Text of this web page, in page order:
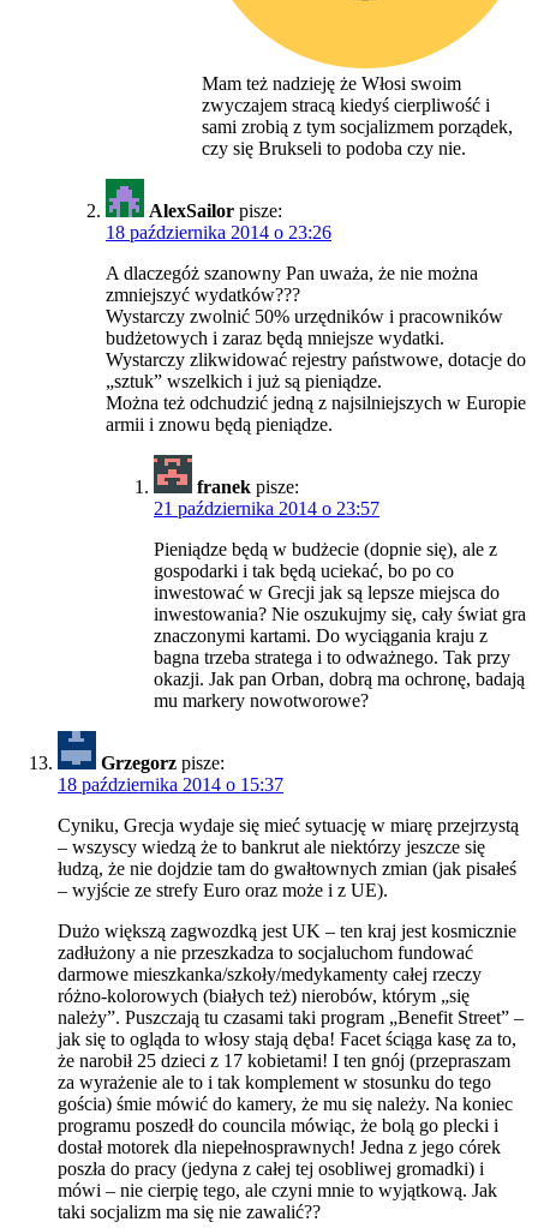
Mam też nadzieję że Włosi swoim
zwyczajem stracą kiedyś cierpliwość i
sami zrobią z tym socjalizmem porządek,
czy się Brukseli to podoba czy nie.
AlexSailor pisze:
18 października 2014 o 23:26
A dlaczegóż szanowny Pan uważa, że nie można
zmniejszyć wydatków???
Wystarczy zwolnić 50% urzędników i pracowników
budżetowych i zaraz będą mniejsze wydatki.
Wystarczy zlikwidować rejestry państwowe, dotacje do
„sztuk” wszelkich i już są pieniądze.
Można też odchudzić jedną z najsilniejszych w Europie
armii i znowu będą pieniądze.
franek pisze:
21 października 2014 o 23:57
Pieniądze będą w budżecie (dopnie się), ale z
gospodarki i tak będą uciekać, bo po co
inwestować w Grecji jak są lepsze miejsca do
inwestowania? Nie oszukujmy się, cały świat gra
znaczonymi kartami. Do wyciągania kraju z
bagna trzeba stratega i to odważnego. Tak przy
okazji. Jak pan Orban, dobrą ma ochronę, badają
mu markery nowotworowe?
Grzegorz pisze:
18 października 2014 o 15:37
Cyniku, Grecja wydaje się mieć sytuację w miarę przejrzystą
– wszyscy wiedzą że to bankrut ale niektórzy jeszcze się
łudzą, że nie dojdzie tam do gwałtownych zmian (jak pisałeś
– wyjście ze strefy Euro oraz może i z UE).
Dużo większą zagwozdką jest UK – ten kraj jest kosmicznie
zadłużony a nie przeszkadza to socjaluchom fundować
darmowe mieszkanka/szkoły/medykamenty całej rzeczy
różno-kolorowych (białych też) nierobów, którym „się
należy”. Puszczają tu czasami taki program „Benefit Street” –
jak się to ogląda to włosy stają dęba! Facet ściąga kasę za to,
że narobił 25 dzieci z 17 kobietami! I ten gnój (przepraszam
za wyrażenie ale to i tak komplement w stosunku do tego
gościa) śmie mówić do kamery, że mu się należy. Na koniec
programu poszedł do councila mówiąc, że bolą go plecki i
dostał motorek dla niepełnosprawnych! Jedna z jego córek
poszła do pracy (jedyna z całej tej osobliwej gromadki) i
mówi – nie cierpię tego, ale czyni mnie to wyjątkową. Jak
taki socjalizm ma się nie zawalić??